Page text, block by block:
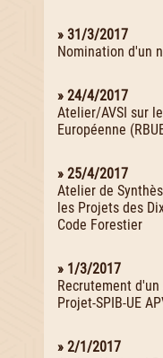
» 31/3/2017
Nomination d'un
» 24/4/2017
Atelier/AVSI sur
Européenne
» 25/4/2017
Atelier de
les Projets des
Code Forestier
» 1/3/2017
Recrutement
Projet-SPIB-UE
» 2/1/2017